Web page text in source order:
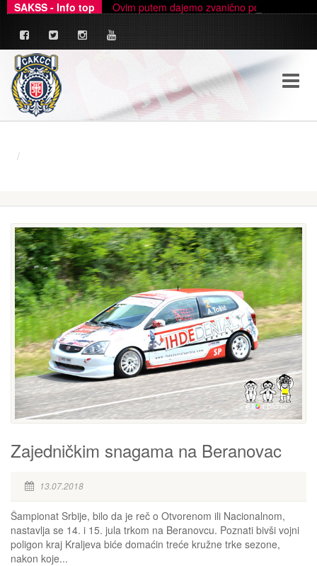
SAKSS - Info top Ovim putem dajemo zvanično pojašnjenje u
Zajedničkim snagama na Beranovac
13.07.2018
Šampionat Srbije, bilo da je reč o Otvorenom ili Nacionalnom,
nastavlja se 14. i 15. jula trkom na Beranovcu. Poznati bivši vojni
poligon kraj Kraljeva biće domaćin treće kružne trke sezone,
nakon koje...